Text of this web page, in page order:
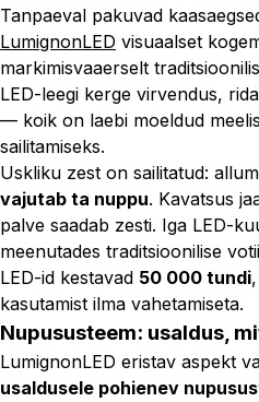
Tanpaeval pakuvad
LumignonLED visuaalset
markimisvaaerselt
LED-leegi kerge virvendus,
— koik on laebi moeldud
sailitamiseks.
Uskliku zest on sailitatud:
vajutab ta nuppu. Kavatsus
palve saadab zesti. Iga LED-
meenutades traditsioonilise
LED-id kestavad 50 000 tundi
kasutamist ilma vahetamiseta.
Nupususteem: usaldus,
LumignonLED eristav aspekt
usaldusele pohienev